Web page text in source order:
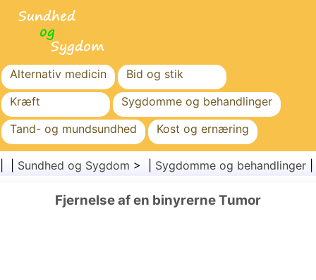
Alternativ medicin
Bid og stik
Kræft
Sygdomme og behandlinger
Tand- og mundsundhed
Kost og ernæring
Familiesundhed
Sundhedssektoren
Kirurgi og procedurer
Sundhed
Sundhed og Sygdom > | Sygdomme og behandlinger
Fjernelse af en binyrerne Tumor